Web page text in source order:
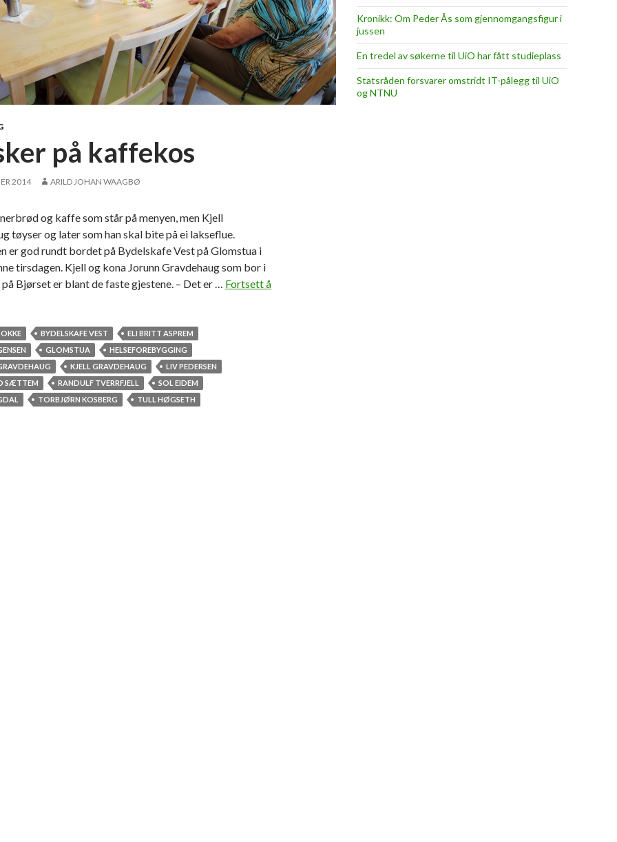
på kaffekos
2014 ARILD JOHAN WAAGBØ
og kaffe som står på menyen, men Kjell
tøyser og later som han skal bite på ei lakseflue.
er god rundt bordet på Bydelskafe Vest på Glomstua i
tirsdagen. Kjell og kona Jorunn Gravdehaug som bor i
Bjørset er blant de faste gjestene. – Det er … Fortsett å
BYDELSKAFE VEST
ELI BRITT ASPREM
GLOMSTUA
HELSEFOREBYGGING
KJELL GRAVDEHAUG
LIV PEDERSEN
SÆTTEM
RANDULF TVERRFJELL
SOL EIDEM
TORBJØRN KOSBERG TULL HØGSETH
Kronikk: Om Peder Ås som gjennomgangsfigur i
jussen
En tredel av søkerne til UiO har fått studieplass
Statsråden forsvarer omstridt IT-pålegg til UiO
og NTNU